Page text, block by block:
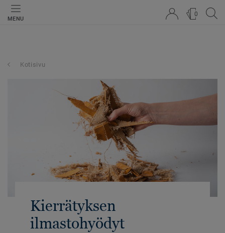
MENU
0
Kotisivu
Kierrätyksen
ilmastohyödyt